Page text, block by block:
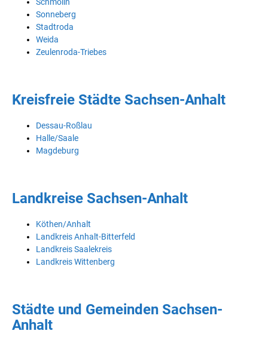
Schmölln
Sonneberg
Stadtroda
Weida
Zeulenroda-Triebes
Kreisfreie Städte Sachsen-Anhalt
Dessau-Roßlau
Halle/Saale
Magdeburg
Landkreise Sachsen-Anhalt
Köthen/Anhalt
Landkreis Anhalt-Bitterfeld
Landkreis Saalekreis
Landkreis Wittenberg
Städte und Gemeinden Sachsen-
Anhalt